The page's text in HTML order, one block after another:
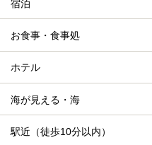
宿泊
お食事・食事処
ホテル
海が見える・海
駅近（徒歩10分以内）